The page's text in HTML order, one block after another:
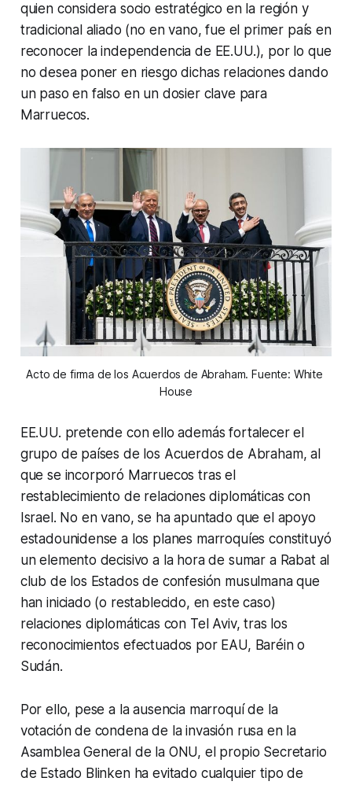
quien considera socio estratégico en la región y
tradicional aliado (no en vano, fue el primer país en
reconocer la independencia de EE.UU.), por lo que
no desea poner en riesgo dichas relaciones dando
un paso en falso en un dosier clave para
Marruecos.
Acto de firma de los Acuerdos de Abraham. Fuente: White
House
EE.UU. pretende con ello además fortalecer el
grupo de países de los Acuerdos de Abraham, al
que se incorporó Marruecos tras el
restablecimiento de relaciones diplomáticas con
Israel. No en vano, se ha apuntado que el apoyo
estadounidense a los planes marroquíes constituyó
un elemento decisivo a la hora de sumar a Rabat al
club de los Estados de confesión musulmana que
han iniciado (o restablecido, en este caso)
relaciones diplomáticas con Tel Aviv, tras los
reconocimientos efectuados por EAU, Baréin o
Sudán.
Por ello, pese a la ausencia marroquí de la
votación de condena de la invasión rusa en la
Asamblea General de la ONU, el propio Secretario
de Estado Blinken ha evitado cualquier tipo de